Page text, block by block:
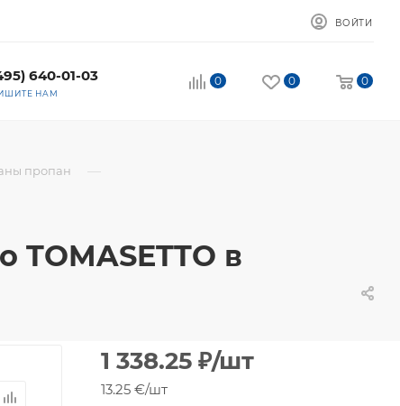
ВОЙТИ
640-01-03
НАМ
0 0 0
пропан —
TOMASETTO в
1 338.25 ₽/шт
13.25 €/шт